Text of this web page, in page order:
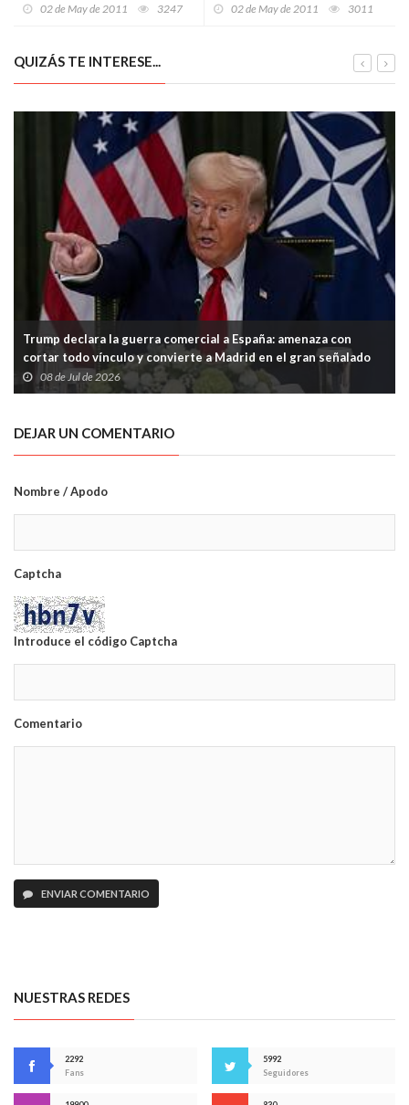
02 de May de 2011 3247 02 de May de 2011 3011
QUIZÁS TE INTERESE...
Trump declara la guerra comercial a España: amenaza con
cortar todo vínculo y convierte a Madrid en el gran señalado
de la OTAN
08 de Jul de 2026
DEJAR UN COMENTARIO
Nombre / Apodo
Captcha
Introduce el código Captcha
Comentario
ENVIAR COMENTARIO
NUESTRAS REDES
2292
Fans
5992
Seguidores